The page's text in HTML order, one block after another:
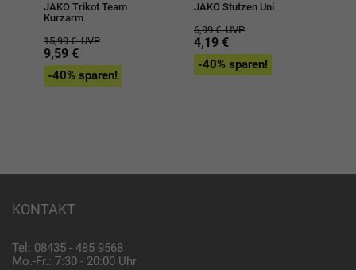
JAKO Trikot Team
Kurzarm
15,99 €UVP
9,59 €
-40% sparen!
JAKO Stutzen Uni
6,99 €UVP
4,19 €
-40% sparen!
KONTAKT
Tel: 08435 - 485 9568
Mo.-Fr.: 7:30 - 20:00 Uhr